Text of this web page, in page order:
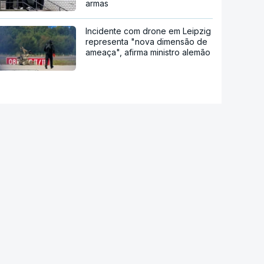
armas
Incidente com drone em Leipzig
representa "nova dimensão de
ameaça", afirma ministro alemão